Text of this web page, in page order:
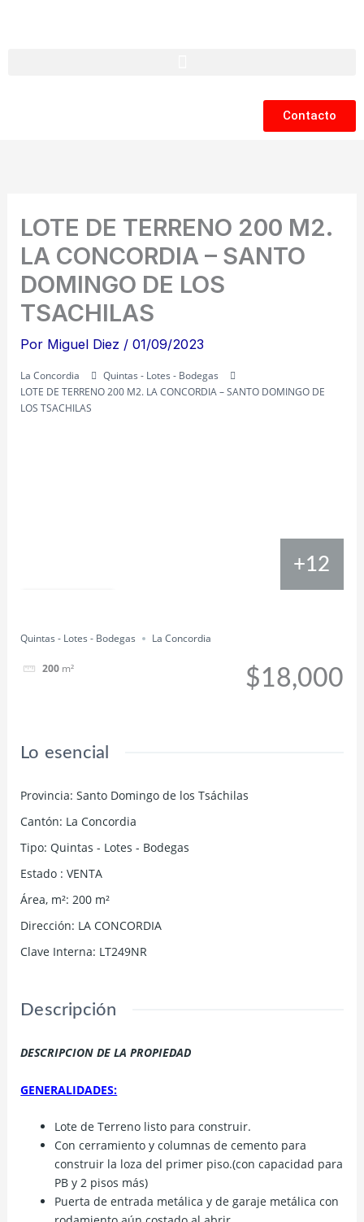
Contacto
LOTE DE TERRENO 200 M2.
LA CONCORDIA – SANTO
DOMINGO DE LOS
TSACHILAS
Por Miguel Diez /01/09/2023
La Concordia
Quintas - Lotes - Bodegas
LOTE DE TERRENO 200 M2. LA CONCORDIA – SANTO DOMINGO DE
LOS TSACHILAS
+12
Quintas - Lotes - Bodegas La Concordia
200 m² $18,000
Lo esencial
Provincia: Santo Domingo de los Tsáchilas
Cantón: La Concordia
Tipo: Quintas - Lotes - Bodegas
Estado : VENTA
Área, m²: 200 m²
Dirección: LA CONCORDIA
Clave Interna: LT249NR
Descripción
DESCRIPCION DE LA PROPIEDAD
GENERALIDADES:
Lote de Terreno listo para construir.
Con cerramiento y columnas de cemento para
construir la loza del primer piso.(con capacidad para
PB y 2 pisos más)
Puerta de entrada metálica y de garaje metálica con